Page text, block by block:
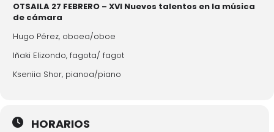
OTSAILA 27 FEBRERO – XVI Nuevos talentos en la música
de cámara
Hugo Pérez, oboea/oboe
Iñaki Elizondo, fagota/ fagot
Kseniia Shor, pianoa/piano
HORARIOS